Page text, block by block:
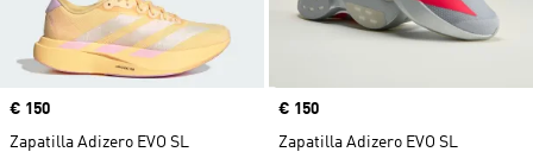
Precio
€ 150
Zapatilla Adizero EVO SL
Precio
€ 150
Zapatilla Adizero EVO SL